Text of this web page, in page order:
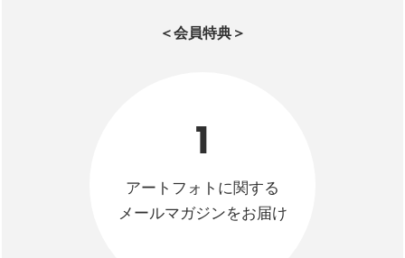
＜会員特典＞
1
アートフォトに関する
メールマガジンをお届け